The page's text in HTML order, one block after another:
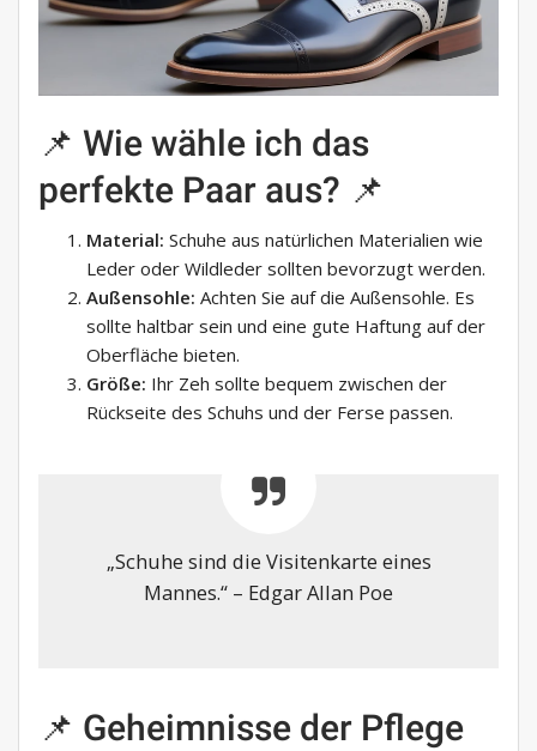
📌 Wie wähle ich das
perfekte Paar aus? 📌
Material: Schuhe aus natürlichen Materialien wie
Leder oder Wildleder sollten bevorzugt werden.
Außensohle: Achten Sie auf die Außensohle. Es
sollte haltbar sein und eine gute Haftung auf der
Oberfläche bieten.
Größe: Ihr Zeh sollte bequem zwischen der
Rückseite des Schuhs und der Ferse passen.
„Schuhe sind die Visitenkarte eines
Mannes.“ – Edgar Allan Poe
📌 Geheimnisse der Pflege